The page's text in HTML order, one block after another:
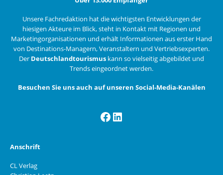
Unsere Fachredaktion hat die wichtigsten Entwicklungen der
hiesigen Akteure im Blick, steht in Kontakt mit Regionen und
Marketingorganisationen und erhält Informationen aus erster Hand
von Destinations-Managern, Veranstaltern und Vertriebsexperten.
Der Deutschlandtourismus kann so vielseitig abgebildet und
Trends eingeordnet werden.
Besuchen Sie uns auch auf unseren Social-Media-Kanälen
Facebook
LinkedIn
Anschrift
CL Verlag